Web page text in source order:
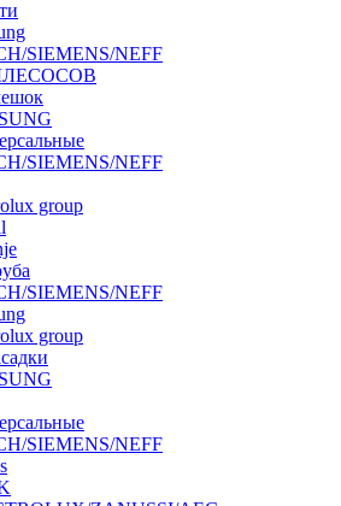
SIEMENS/NEFF
SIEMENS/NEFF
group
SIEMENS/NEFF
group
SIEMENS/NEFF